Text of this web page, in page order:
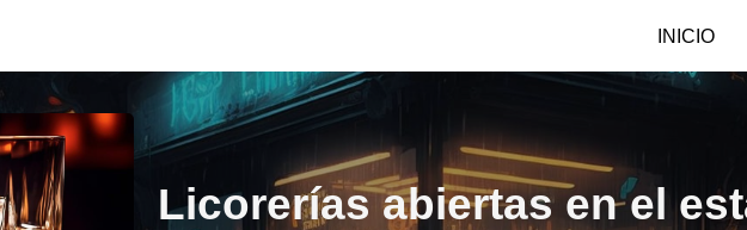
INICIO
Licorerías abiertas en el